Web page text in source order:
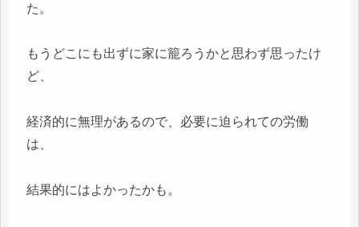
た。
もうどこにも出ずに家に籠ろうかと思わず思ったけ
ど、
経済的に無理があるので、必要に迫られての労働
は、
結果的にはよかったかも。